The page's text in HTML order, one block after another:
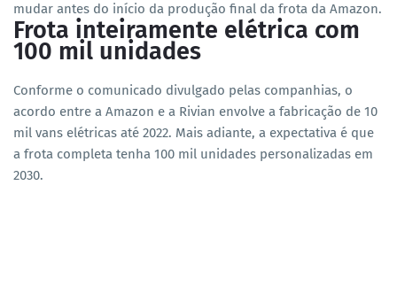
mudar antes do início da produção final da frota da Amazon.
Frota inteiramente elétrica com
100 mil unidades
Conforme o comunicado divulgado pelas companhias, o
acordo entre a Amazon e a Rivian envolve a fabricação de 10
mil vans elétricas até 2022. Mais adiante, a expectativa é que
a frota completa tenha 100 mil unidades personalizadas em
2030.